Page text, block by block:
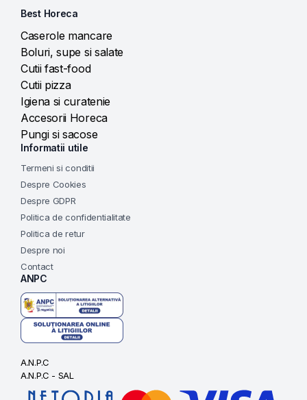
Best Horeca
Caserole mancare
Boluri, supe si salate
Cutii fast-food
Cutii pizza
Igiena si curatenie
Accesorii Horeca
Pungi si sacose
Informatii utile
Termeni si conditii
Despre Cookies
Despre GDPR
Politica de confidentialitate
Politica de retur
Despre noi
Contact
ANPC
A.N.P.C
A.N.P.C - SAL